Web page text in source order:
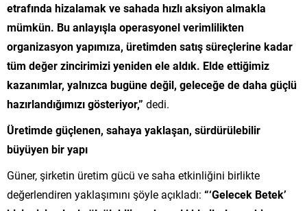
etrafında hizalamak ve sahada hızlı aksiyon almakla
mümkün. Bu anlayışla operasyonel verimlilikten
organizasyon yapımıza, üretimden satış süreçlerine kadar
tüm değer zincirimizi yeniden ele aldık. Elde ettiğimiz
kazanımlar, yalnızca bugüne değil, geleceğe de daha güçlü
hazırlandığımızı gösteriyor,” dedi.
Üretimde güçlenen, sahaya yaklaşan, sürdürülebilir
büyüyen bir yapı
Güner, şirketin üretim gücü ve saha etkinliğini birlikte
değerlendiren yaklaşımını şöyle açıkladı: “‘Gelecek Betek’